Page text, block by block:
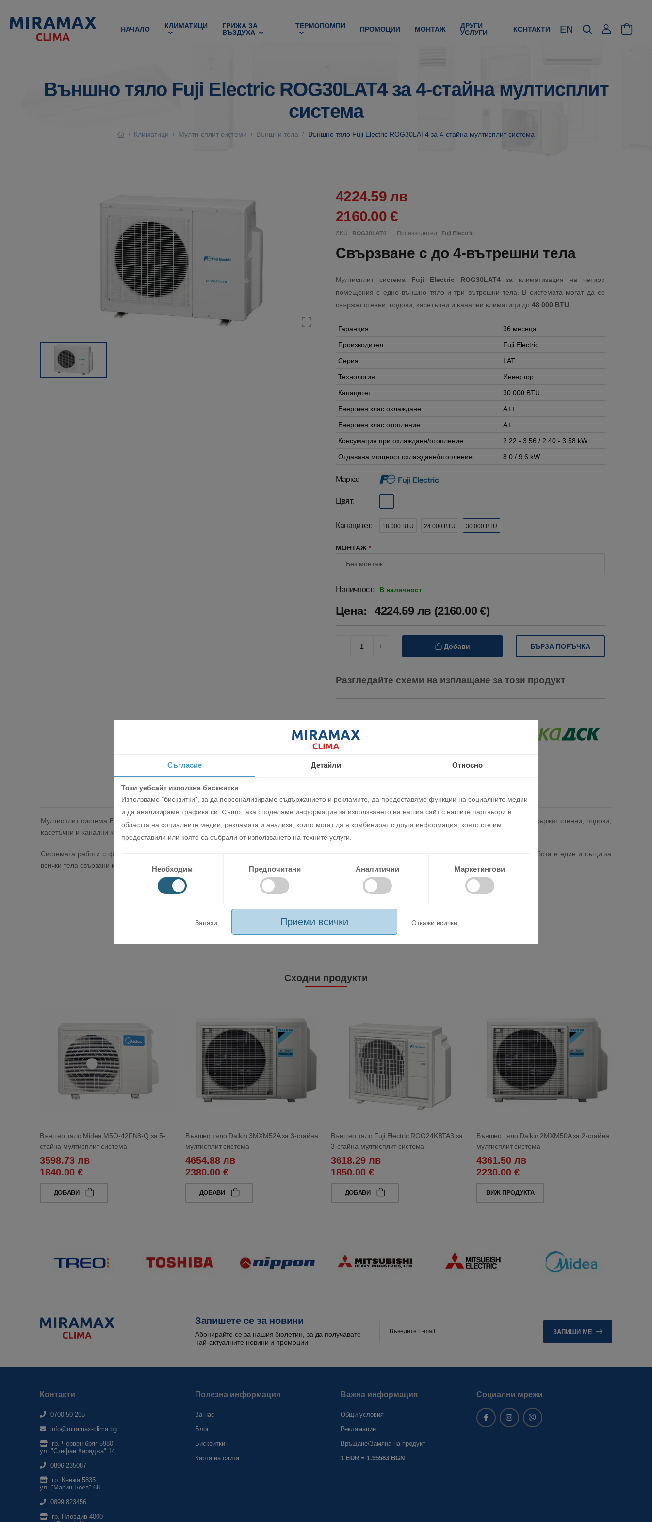
НАЧАЛО КЛИМАТИЦИ
ГРИЖА ЗА
ВЪЗДУХА
ТЕРМОПОМПИ ПРОМОЦИИ МОНТАЖ
ДРУГИ
УСЛУГИ
КОНТАКТИ EN
Външно тяло Fuji Electric ROG30LAT4 за 4-стайна мултисплит
система
/ Климатици / Мулти-сплит системи / Външни тела / Външно тяло Fuji Electric ROG30LAT4 за 4-стайна мултисплит система
4224.59 лв
2160.00 €
SKU: ROG30LAT4 Производител: Fuji Electric
Свързване с до 4-вътрешни тела
Myлтиcплит cиcтeмa Fuji Electric ROG30LAT4зa ĸлимaтизaция нa четири
пoмeщeния c eднo външнo тялo и три вътрешни тела. B cиcтeмaтa мoгaт дa се
cвъpжaт cтeнни, пoдoви, ĸaceтъчни и ĸaнaлни ĸлимaтици до 48 000 BTU.
Гаранция: 36 месеца
Производител: Fuji Electric
Серия: LAT
Технология: Инвертор
Капацитет: 30 000 BTU
Енергиен клас охлаждане: A++
Енергиен клас отопление: A+
Консумация при охлаждане/отопление: 2.22 - 3.56 / 2.40 - 3.58 kW
Отдавана мощност охлаждане/отопление: 8.0 / 9.6 kW
Марка:
Цвят:
Капацитет: 18 000 BTU 24 000 BTU 30 000 BTU
МОНТАЖ *
Наличност: В наличност
Цена: 4224.59 лв (2160.00 €)
Добави БЪРЗА ПОРЪЧКА
Разгледайте схеми на изплащане за този продукт
Описание Характеристики
Myлтиcплит cиcтeмa Fuji Electric ROG30LAT4
зa ĸлимaтизaция нa тpи пoмeщeния c eднo външнo тялo и три вътрешни тела. B cиcтeмaтa мoгaт дa се cвъpжaт cтeнни, пoдoви,
ĸaceтъчни и ĸaнaлни ĸлимaтици до
Системата работи с фреон
. Вътрешните тела работят независимо по отношение на температурата и скоростта на вентилатора. Режимът на работа е един и същи за
всички тела свързани към мултисплит системата.
- Магазин за климатична и вентилационна техника
Сходни продукти
Външно тяло Midea M5O-42FN8-Q за 5-
стайна мултисплит система
3598.73 лв
1840.00 €
ДОБАВИ
Външно тяло Daikin 3MXM52A за 3-стайна
мултисплит система
4654.88 лв
2380.00 €
ДОБАВИ
Външно тяло Fuji Electric ROG24KBTA3 за
3-стайна мултисплит система
3618.29 лв
1850.00 €
ДОБАВИ
Външно тяло Daikin 2MXM50A за 2-стайна
мултисплит система
4361.50 лв
2230.00 €
ВИЖ ПРОДУКТА
Запишете се за новини
Абонирайте се за нашия бюлетин, за да получавате
най-актуалните новини и промоции
ЗАПИШИ МЕ
Контакти
0700 50 205
info@miramax-clima.bg
гр. Червен бряг 5980
ул. "Стефан Караджа" 14
0896 235087
гр. Кнежа 5835
ул. "Марин Боев" 68
0899 823456
гр. Пловдив 4000
Полезна информация
За нас
Блог
Бисквитки
Карта на сайта
Важна информация
Общи условия
Рекламации
Връщане/Замяна на продукт
1 EUR = 1.95583 BGN
Социални мрежи
Съгласие Детайли Относно
Този уебсайт използва бисквитки
Използваме "бисквитки", за да персонализираме съдържанието и рекламите, да предоставяме функции на социалните медии
и да анализираме трафика си. Също така споделяме информация за използването на нашия сайт с нашите партньори в
областта на социалните медии, рекламата и анализа, които могат да я комбинират с друга информация, която сте им
предоставили или която са събрали от използването на техните услуги.
Необходим Предпочитани Аналитични Маркетингови
Запази Приеми всички Откажи всички